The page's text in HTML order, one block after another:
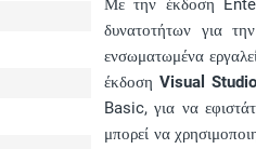
Με την έκδοση
δυνατοτήτων για
ενσωματωμένα
έκδοσηVisual
Basic, για να
μπορεί να